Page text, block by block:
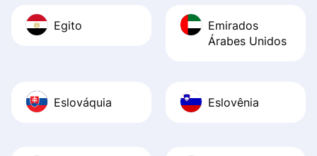
Egito
Emirados
Árabes Unidos
Eslováquia Eslovênia